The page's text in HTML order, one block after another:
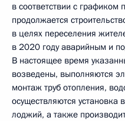
в соответствии с графиком
продолжается
в целях переселения
в 2020 году аварийным и
В настоящее время
возведены, выполняются
монтаж труб отопления,
осуществляются установка
лоджий, а также